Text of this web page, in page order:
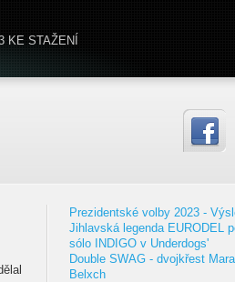
KE STAŽENÍ
Prezidentské volby 2023 -
Jihlavská legenda EURODEL
sólo INDIGO v Underdogs'
Double SWAG - dvojkřest
Belxch